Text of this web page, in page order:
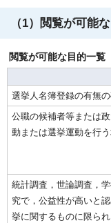
（1）閲覧が可能
閲覧が可能な目的一覧
選挙人名簿登録の有無
公職の候補者等または
動または選挙運動を行
統計調査，世論調査，
究で，公益性が高いと
挙に関するものに限られ